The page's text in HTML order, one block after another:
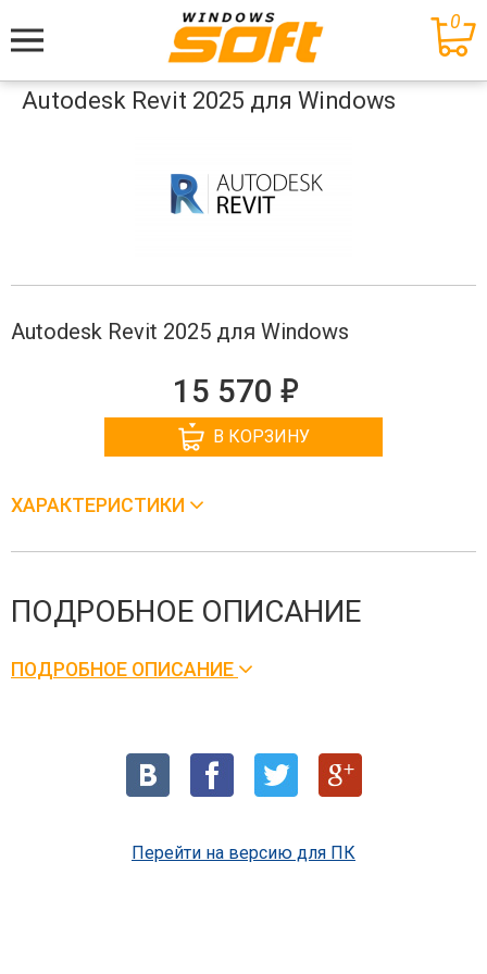
Меню
0
Autodesk Revit 2025 для Windows
Autodesk Revit 2025 для Windows
15 570 е
В КОРЗИНУ
ХАРАКТЕРИСТИКИ
ПОДРОБНОЕ ОПИСАНИЕ
ПОДРОБНОЕ ОПИСАНИЕ
Перейти на версию для ПК